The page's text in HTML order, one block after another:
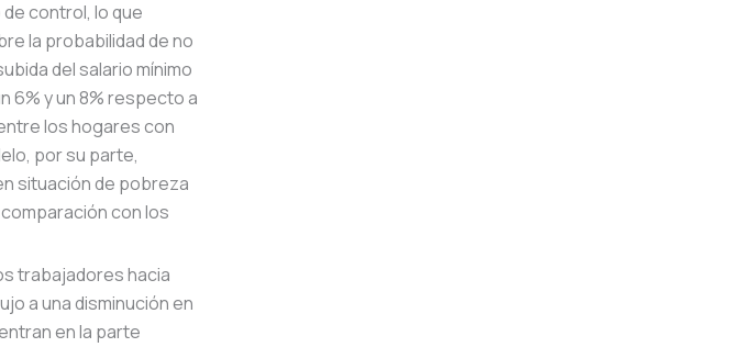
control, lo que
la probabilidad de no
del salario mínimo
6% y un 8% respecto a
los hogares con
por su parte,
situación de pobreza
con los
trabajadores hacia
a una disminución en
en la parte